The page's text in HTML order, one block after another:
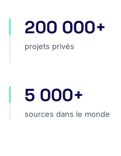
projets privés
200 000+
projets privés
sources dans le monde
5 000+
sources dans le monde